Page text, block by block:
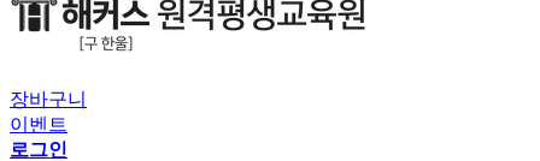
장바구니
이벤트
로그인